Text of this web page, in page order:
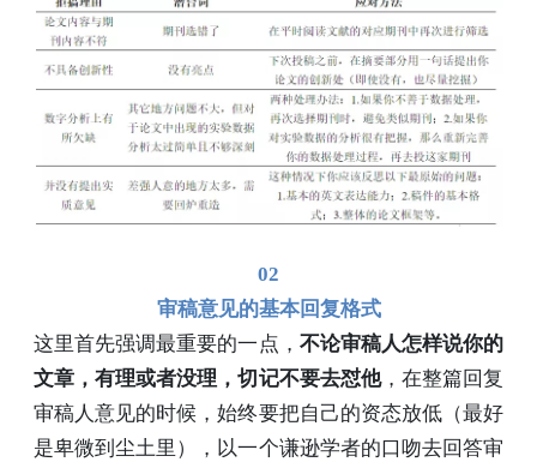
02
审稿意见的基本回复格式
这里首先强调最重要的一点， 不论审稿人怎样说你的
文章，有理或者没理，切记不要去怼他，在整篇回复
审稿人意见的时候，始终要把自己的资态放低（最好
是卑微到尘土里），以一个谦逊学者的口吻去回答审